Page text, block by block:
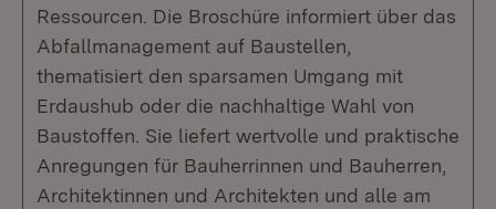
Ressourcen. Die Broschüre informiert über das
Abfallmanagement auf Baustellen,
thematisiert den sparsamen Umgang mit
Erdaushub oder die nachhaltige Wahl von
Baustoffen. Sie liefert wertvolle und praktische
Anregungen für Bauherrinnen und Bauherren,
Architektinnen und Architekten und alle am